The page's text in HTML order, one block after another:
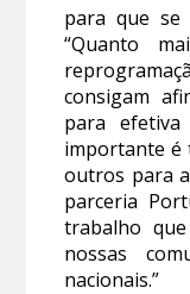
para que se
“Quanto
consigam
para
importante é
outros para
parceria
trabalho
nossas
nacionais.”